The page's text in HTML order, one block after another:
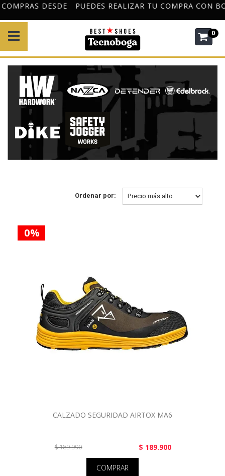
PUEDES REALIZAR TU COMPRA CON BOLETA O FACTURA
0
Ordenar por:
0 %
CALZADO SEGURIDAD AIRTOX MA6
$ 189.990 $ 189.900
COMPRAR